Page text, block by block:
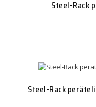
Steel-Rack
Steel-Rack